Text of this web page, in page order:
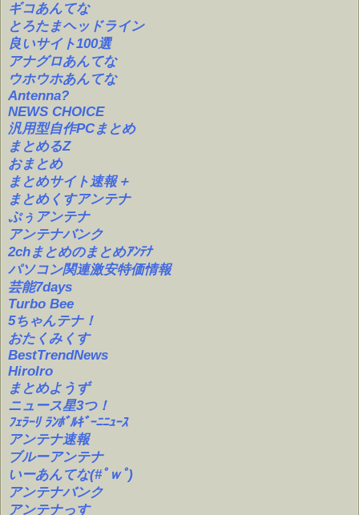
ギコあんてな
とろたまヘッドライン
良いサイト100選
アナグロあんてな
ウホウホあんてな
Antenna?
NEWS CHOICE
汎用型自作PCまとめ
まとめるZ
おまとめ
まとめサイト速報＋
まとめくすアンテナ
ぷぅアンテナ
アンテナバンク
2chまとめのまとめｱﾝﾃﾅ
パソコン関連激安特価情報
芸能7days
Turbo Bee
5ちゃんテナ！
おたくみくす
BestTrendNews
HiroIro
まとめようず
ニュース星3つ！
ﾌｪﾗｰﾘ ﾗﾝﾎﾞﾙｷﾞｰﾆﾆｭｰｽ
アンテナ速報
ブルーアンテナ
いーあんてな(#ﾟｗﾟ)
アンテナバンク
アンテナっす